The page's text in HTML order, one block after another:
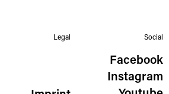
Legal Social
Facebook
Instagram